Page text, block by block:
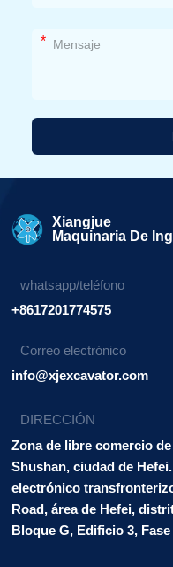
*
Xiangjue
Maquinaria De
whatsapp/teléfono
+8617201774575
Correo electrónico
info@xjexcavator.com
DIRECCIÓN
Zona de libre comercio
Shushan, ciudad de
electrónico
Road, área de Hefei,
Bloque G, Edificio 3,